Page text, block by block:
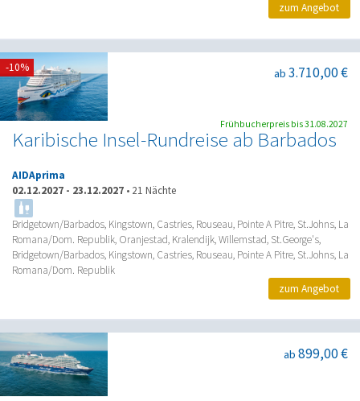
zum Angebot
Karibische Insel-Rundreise ab Barbados
ab 3.710,00 €
AIDAprima
02.12.2027 - 23.12.2027 • 21 Nächte
Bridgetown/Barbados, Kingstown, Castries, Rouseau, Pointe A Pitre, St.Johns, La
Romana/Dom. Republik, Oranjestad, Kralendijk, Willemstad, St.George's,
Bridgetown/Barbados, Kingstown, Castries, Rouseau, Pointe A Pitre, St.Johns, La
Romana/Dom. Republik
-10%
Frühbucherpreis bis 31.08.2027
zum Angebot
ab 899,00 €